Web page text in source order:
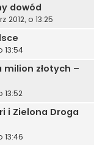
dowód
2012, o 13:25
13:54
złotych –
13:52
i Zielona Droga
13:46